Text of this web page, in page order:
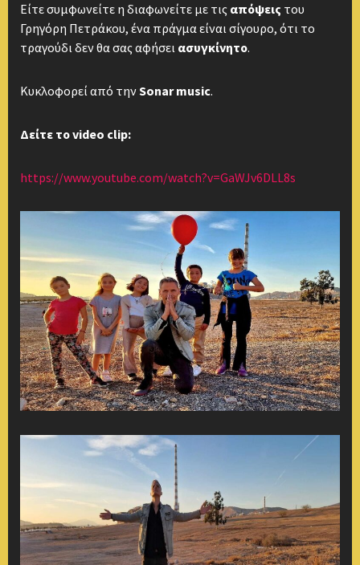
Είτε συμφωνείτε η διαφωνείτε με τις απόψεις του
Γρηγόρη Πετράκου, ένα πράγμα είναι σίγουρο, ότι το
τραγούδι δεν θα σας αφήσει ασυγκίνητο.
Κυκλοφορεί από τηνSonar music.
Δείτε το video clip:
https://www.youtube.com/watch?v=GaWJv6DLL8s